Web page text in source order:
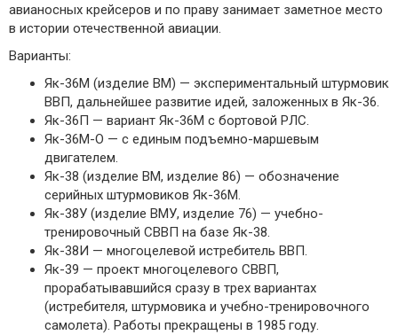
авианосных крейсеров и по праву занимает заметное место
в истории отечественной авиации.
Варианты:
Як-36М (изделие ВМ) — экспериментальный штурмовик
ВВП, дальнейшее развитие идей, заложенных в Як-36.
Як-36П — вариант Як-36М с бортовой РЛС.
Як-36М-О — с единым подъемно-маршевым
двигателем.
Як-38 (изделие ВМ, изделие 86) — обозначение
серийных штурмовиков Як-36М.
Як-38У (изделие ВМУ, изделие 76) — учебно-
тренировочный СВВП на базе Як-38.
Як-38И — многоцелевой истребитель ВВП.
Як-39 — проект многоцелевого СВВП,
прорабатывавшийся сразу в трех вариантах
(истребителя, штурмовика и учебно-тренировочного
самолета). Работы прекращены в 1985 году.